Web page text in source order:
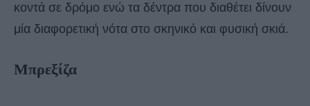
κοντά σε δρόμο ενώ τα δέντρα που διαθέτει δίνουν
μία διαφορετική νότα στο σκηνικό και φυσική σκιά.
Μπρεξίζα